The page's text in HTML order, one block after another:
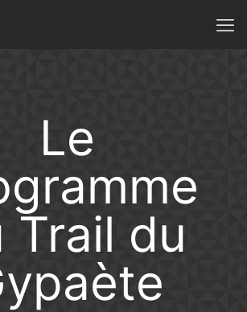
Le
Trail du